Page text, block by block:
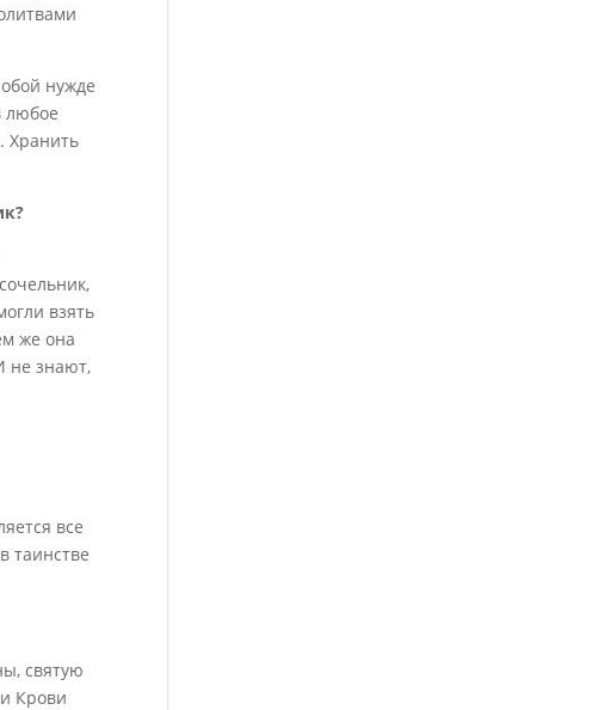
нужде
любое
Хранить
взять
же она
не знают,
все
таинстве
святую
Крови